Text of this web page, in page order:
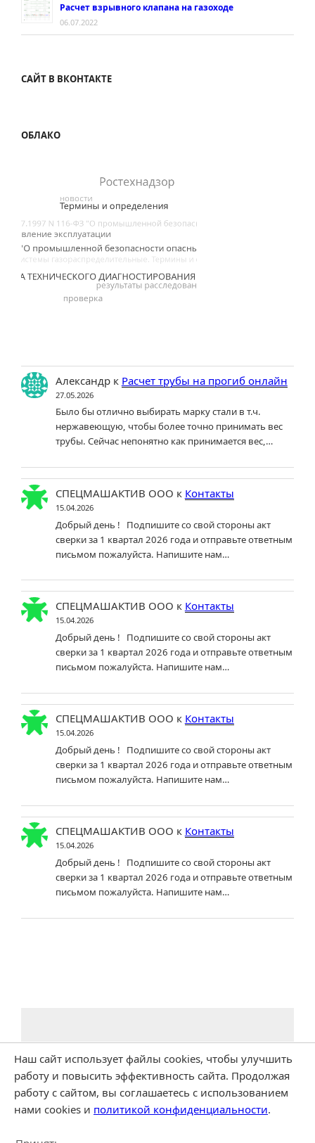
Расчет взрывного клапана на газоходе
06.07.2022
САЙТ В ВКОНТАКТЕ
ОБЛАКО
Александрк Расчет трубы на прогиб онлайн
27.05.2026
Было бы отлично выбирать марку стали в т.ч.
нержавеющую, чтобы более точно принимать вес
трубы. Сейчас непонятно как принимается вес,…
СПЕЦМАШАКТИВ ООО к Контакты
15.04.2026
Добрый день ! Подпишите со свой стороны акт
сверки за 1 квартал 2026 года и отправьте ответным
письмом пожалуйста. Напишите нам…
СПЕЦМАШАКТИВ ООО к Контакты
15.04.2026
Добрый день ! Подпишите со свой стороны акт
сверки за 1 квартал 2026 года и отправьте ответным
письмом пожалуйста. Напишите нам…
СПЕЦМАШАКТИВ ООО к Контакты
15.04.2026
Добрый день ! Подпишите со свой стороны акт
сверки за 1 квартал 2026 года и отправьте ответным
письмом пожалуйста. Напишите нам…
СПЕЦМАШАКТИВ ООО к Контакты
15.04.2026
Добрый день ! Подпишите со свой стороны акт
сверки за 1 квартал 2026 года и отправьте ответным
письмом пожалуйста. Напишите нам…
Наш сайт использует файлы cookies, чтобы улучшить
работу и повысить эффективность сайта. Продолжая
работу с сайтом, вы соглашаетесь с использованием
нами cookies и политикой конфиденциальности.